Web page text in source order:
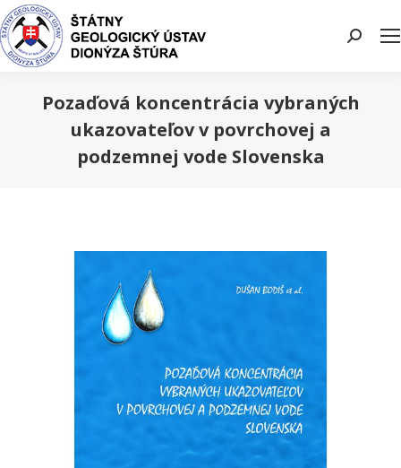
Search:
Pozaďová koncentrácia vybraných
ukazovateľov v povrchovej a
podzemnej vode Slovenska